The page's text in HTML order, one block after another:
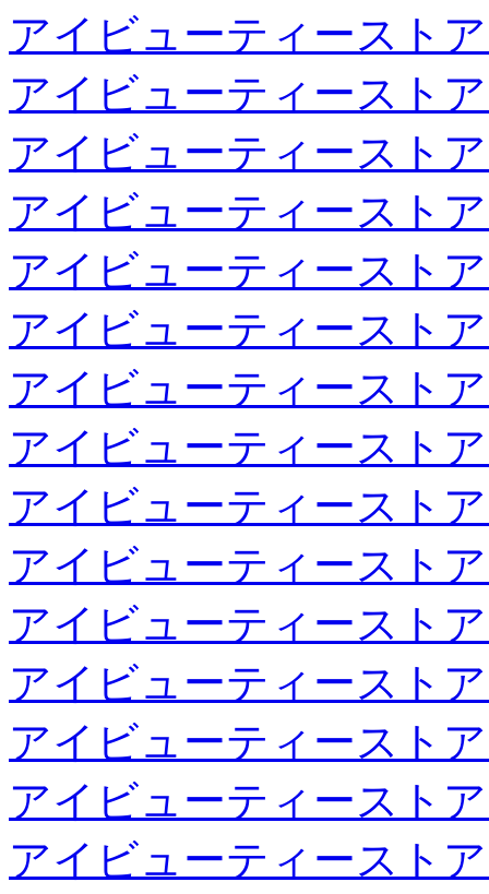
アイビューティースト
アイビューティースト
アイビューティースト
アイビューティースト
アイビューティースト
アイビューティースト
アイビューティースト
アイビューティースト
アイビューティースト
アイビューティースト
アイビューティースト
アイビューティースト
アイビューティースト
アイビューティースト
アイビューティースト